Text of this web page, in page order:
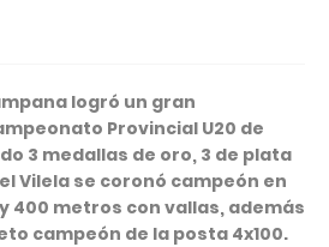
logró un gran
Provincial U20 de
3 medallas de oro, 3 de plata
Vilela se coronó campeón en
400 metros con vallas, además
campeón de la posta 4x100.